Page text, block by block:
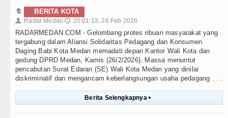
🔖 BERITA KOTA
👤 Radar Medan 🕔 20:01:13, 26 Feb 2026
RADARMEDAN.COM - Gelombang protes ribuan masyarakat yang
tergabung dalam Aliansi Solidaritas Pedagang dan Konsumen
Daging Babi Kota Medan memadati depan Kantor Wali Kota dan
gedung DPRD Medan, Kamis (26/2/2026). Massa menuntut
pencabutan Surat Edaran (SE) Wali Kota Medan yang dinilai
diskriminatif dan mengancam keberlangsungan usaha pedagang . . .
Berita Selengkapnya ▸